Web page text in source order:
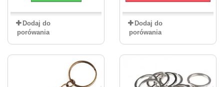
Dodaj do
porówania
Dodaj do
porówania